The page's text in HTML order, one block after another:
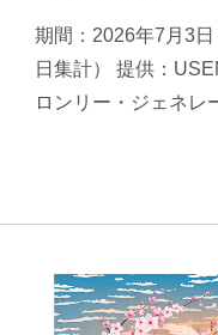
期間：2026年7月3
日集計） 提供：
ロンリー・ジェネレ